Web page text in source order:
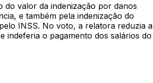
do valor da indenização por danos
e também pela indenização do
INSS. No voto, a relatora reduzia a
indeferia o pagamento dos salários do